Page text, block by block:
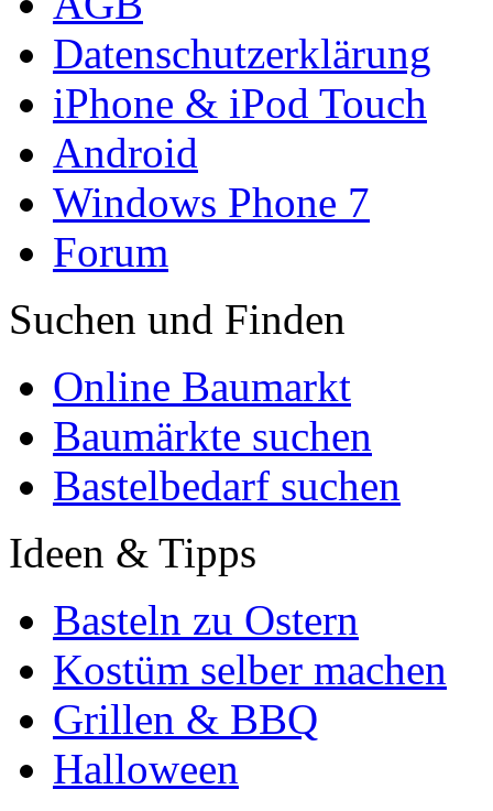
Datenschutzerklärung
iPhone & iPod Touch
Android
Windows Phone 7
Forum
Suchen und Finden
Online Baumarkt
Baumärkte suchen
Bastelbedarf suchen
Ideen & Tipps
Basteln zu Ostern
Kostüm selber machen
Grillen & BBQ
Halloween